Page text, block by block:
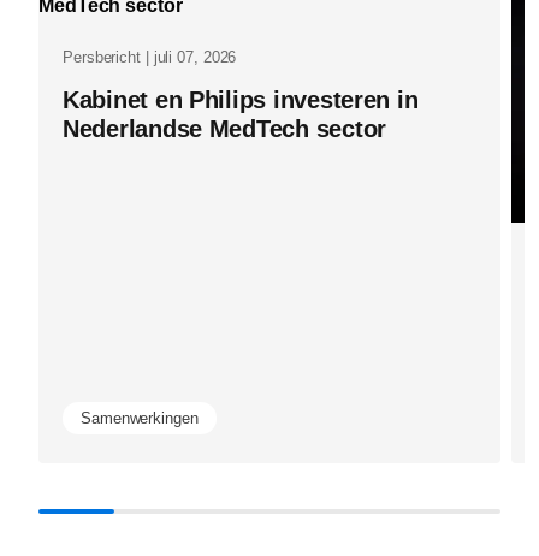
philips-
Persbericht | juli 07, 2026
Kabinet en Philips investeren in
Nederlandse MedTech sector
Samenwerkingen